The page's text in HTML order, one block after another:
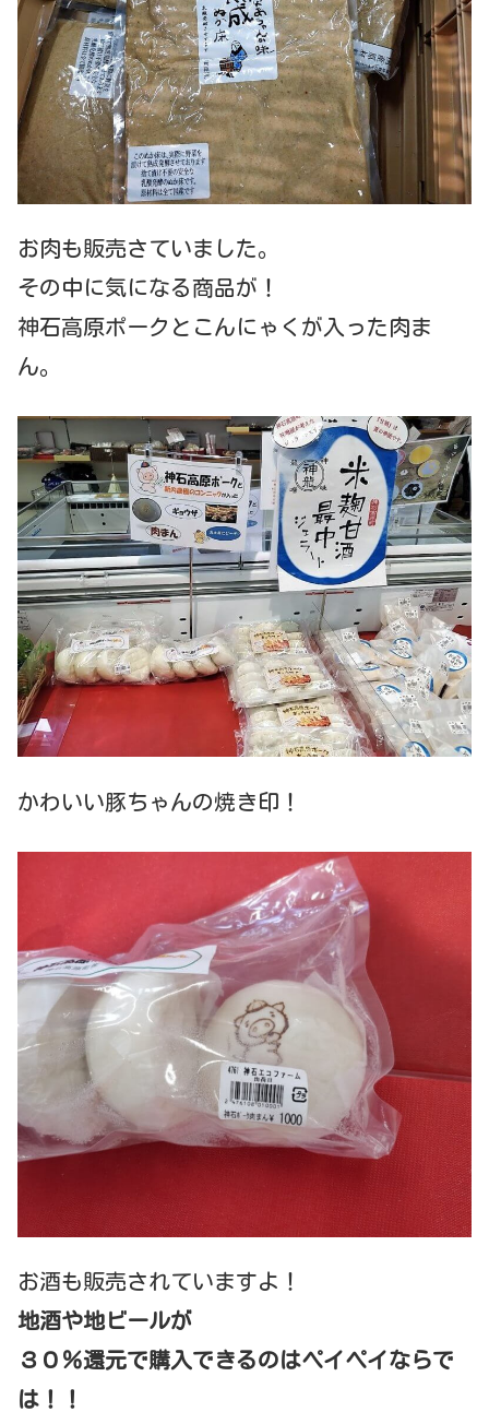
お肉も販売さていました。
その中に気になる商品が！
神石高原ポークとこんにゃくが入った肉ま
ん。
かわいい豚ちゃんの焼き印！
お酒も販売されていますよ！
地酒や地ビールが
３０％還元で購入できるのはペイペイならで
は！！